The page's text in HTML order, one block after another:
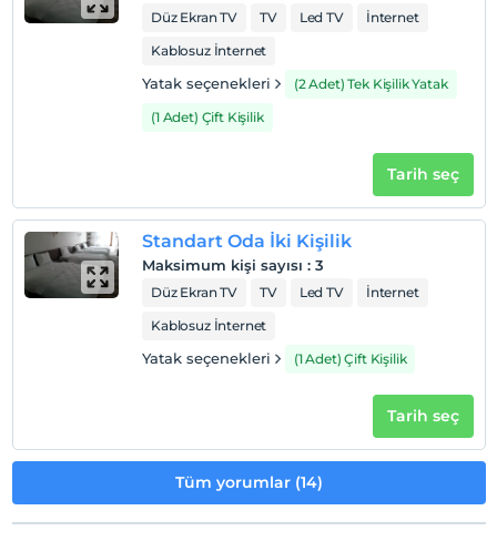
Düz Ekran TV TV Led TV
İnternet
Kablosuz İnternet
Yatak seçenekleri
(2 Adet) Tek Kişilik Yatak
(1 Adet) Çift Kişilik
Tarih seç
Standart Oda İki Kişilik
Maksimum kişi sayısı : 3
Düz Ekran TV TV Led TV
İnternet
Kablosuz İnternet
Yatak seçenekleri (1 Adet) Çift Kişilik
Tarih seç
Tüm yorumlar (14)